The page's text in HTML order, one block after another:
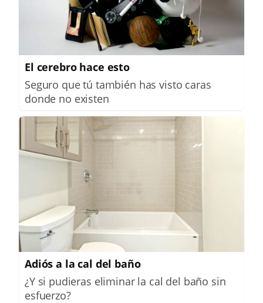
El cerebro hace esto
Seguro que tú también has visto caras
donde no existen
Adiós a la cal del baño
¿Y si pudieras eliminar la cal del baño sin
esfuerzo?